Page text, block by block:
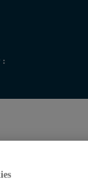
und Talente